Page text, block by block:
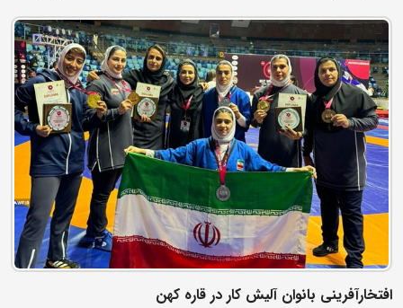
افتخارآفرینی بانوان آلیش کار در قاره کهن